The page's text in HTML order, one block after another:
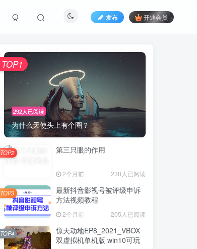
发布 开通会员
292人已阅读
为什么天使头上有个圈？
TOP1
第三只眼的作用
2个月前 238人已阅读
TOP2
最新抖音影视号被评级申诉
方法视频教程
2个月前 205人已阅读
TOP3
惊天动地EP8_2021_VBOX
双虚拟机单机版 win10可玩
TOP4